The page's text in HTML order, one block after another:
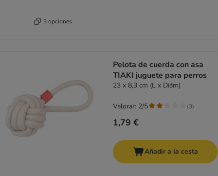
3 opciones
Pelota de cuerda con asa
TIAKI juguete para perros
23 x 8,3 cm (L x Diám)
1,79 €
Valorar: 2/5 (3)
Añadir a la cesta